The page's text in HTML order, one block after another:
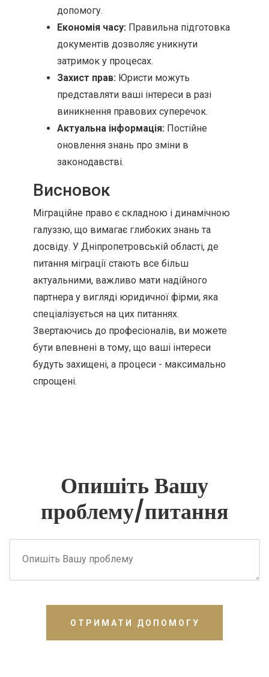
допомогу.
Економія часу: Правильна підготовка
документів дозволяє уникнути
затримок у процесах.
Захист прав: Юристи можуть
представляти ваші інтереси в разі
виникнення правових суперечок.
Актуальна інформація: Постійне
оновлення знань про зміни в
законодавстві.
Висновок
Міграційне право є складною і динамічною
галуззю, що вимагає глибоких знань та
досвіду. У Дніпропетровській області, де
питання міграції стають все більш
актуальними, важливо мати надійного
партнера у вигляді юридичної фірми, яка
спеціалізується на цих питаннях.
Звертаючись до професіоналів, ви можете
бути впевнені в тому, що ваші інтереси
будуть захищені, а процеси - максимально
спрощені.
Опишіть Вашу
проблему/питання
ОТРИМАТИ ДОПОМОГУ